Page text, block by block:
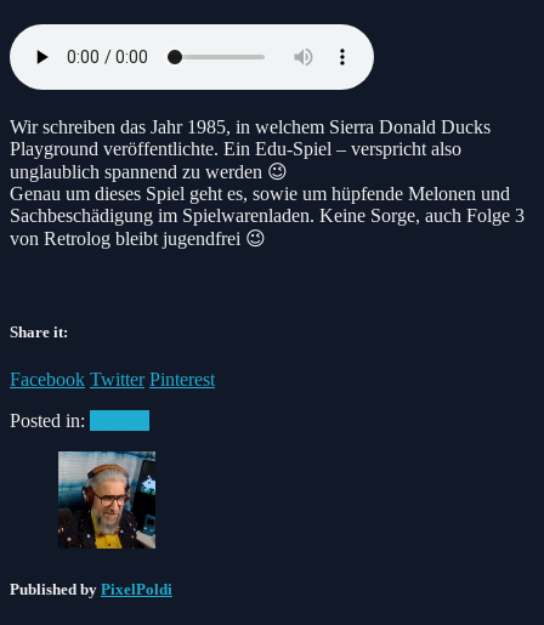
Wir schreiben das Jahr 1985, in welchem Sierra Donald Ducks
Playground veröffentlichte. Ein Edu-Spiel – verspricht also
unglaublich spannend zu werden 😉
Genau um dieses Spiel geht es, sowie um hüpfende Melonen und
Sachbeschädigung im Spielwarenladen. Keine Sorge, auch Folge 3
von Retrolog bleibt jugendfrei 😉
Share it:
Facebook Twitter Pinterest
Posted in:
Published by PixelPoldi